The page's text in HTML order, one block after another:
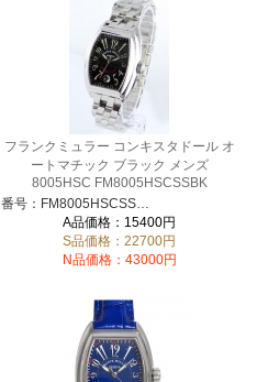
フランクミュラー コンキスタドール オ
ートマチック ブラック メンズ
8005HSC FM8005HSCSSBK
A品価格：15400円
S品価格：22700円
N品価格：43000円